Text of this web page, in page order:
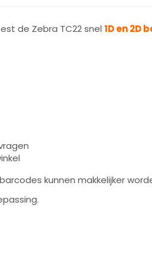
de Zebra TC22 snel 1D en 2D
kunnen makkelijker